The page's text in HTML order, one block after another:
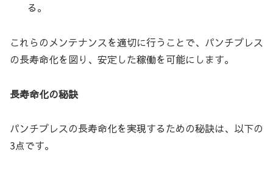
る。
これらのメンテナンスを適切に行うことで、パンチプレス
の長寿命化を図り、安定した稼働を可能にします。
長寿命化の秘訣
パンチプレスの長寿命化を実現するための秘訣は、以下の
3点です。